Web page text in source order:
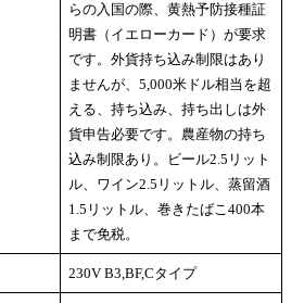
らの入国の際、黄熱予防接種証
明書（イエローカード）が要求
です。外貨持ち込み制限はあり
ませんが、5,000米ドル相当を超
える、持ち込み、持ち出しは外
貨申告必要です。農産物の持ち
込み制限あり。ビール2.5リット
ル、ワイン2.5リットル、蒸留酒
1.5リットル、巻きたばこ400本
まで免税。
230V B3,BF,Cタイプ